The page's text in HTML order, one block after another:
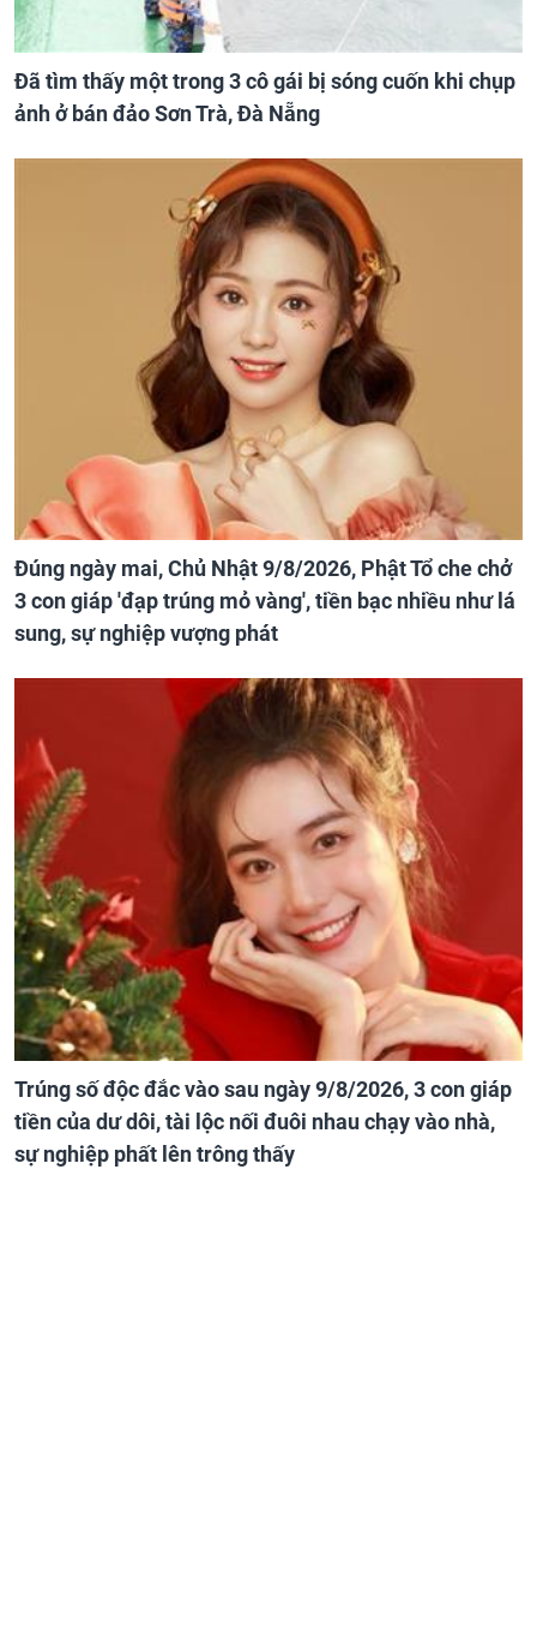
Đã tìm thấy một trong 3 cô gái bị sóng cuốn khi chụp
ảnh ở bán đảo Sơn Trà, Đà Nẵng
Đúng ngày mai, Chủ Nhật 9/8/2026, Phật Tổ che chở
3 con giáp 'đạp trúng mỏ vàng', tiền bạc nhiều như lá
sung, sự nghiệp vượng phát
Trúng số độc đắc vào sau ngày 9/8/2026, 3 con giáp
tiền của dư dôi, tài lộc nối đuôi nhau chạy vào nhà,
sự nghiệp phất lên trông thấy